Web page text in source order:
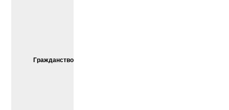
Гражданство